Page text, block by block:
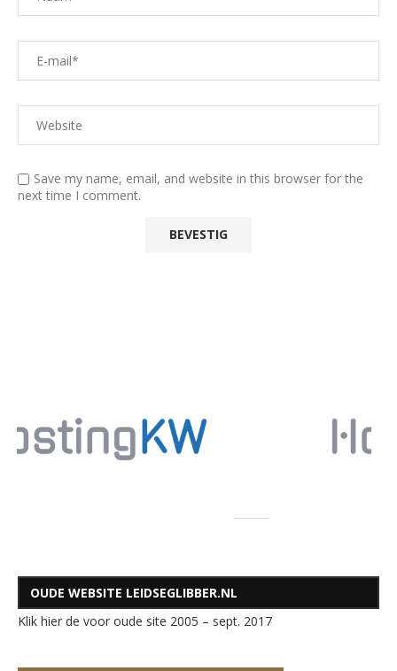
Save my name, email, and website in this browser for the
next time I comment.
OUDE WEBSITE LEIDSEGLIBBER.NL
Klik hier de voor oude site 2005 – sept. 2017